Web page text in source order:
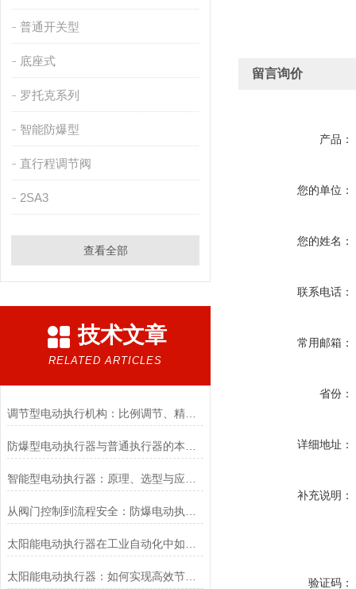
普通开关型
底座式
罗托克系列
智能防爆型
直行程调节阀
2SA3
查看全部
技术文章
RELATED ARTICLES
调节型电动执行机构：比例调节、精度控制要点
太阳能电动执行器：如何实现高效节能的自动化控制？
留言询价
产品：
您的单位：
您的姓名：
联系电话：
常用邮箱：
省份：
详细地址：
补充说明：
验证码：